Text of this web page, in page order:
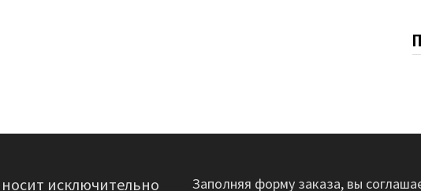
исключительно Заполняя форму заказа, вы